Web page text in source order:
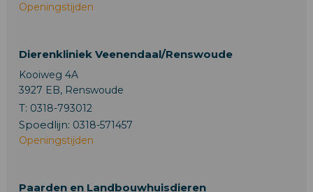
Openingstijden
Dierenkliniek Veenendaal/Renswoude
Kooiweg 4A
3927 EB, Renswoude
T: 0318-793012
Spoedlijn: 0318-571457
Openingstijden
Paarden en Landbouwhuisdieren